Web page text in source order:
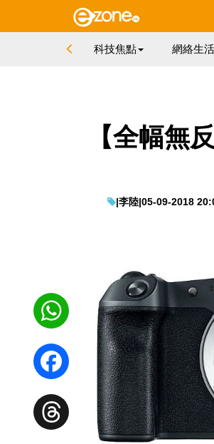
科技焦點 網絡生活
【全幅無
|李陸|05-09-2018
WhatsApp
Facebook